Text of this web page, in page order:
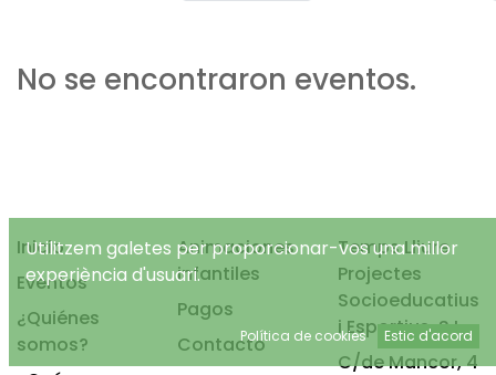
No se encontraron eventos.
Inicio
Eventos
¿Quiénes
somos?
Animaciones
infantiles
Pagos
Contacto
Temps Lliure
Projectes
Socioeducatius
i Esportius, S.L.
C/de Mancor, 4
Utilitzem galetes per proporcionar-vos una millor
experiència d'usuari.
Política de cookies Estic d'acord